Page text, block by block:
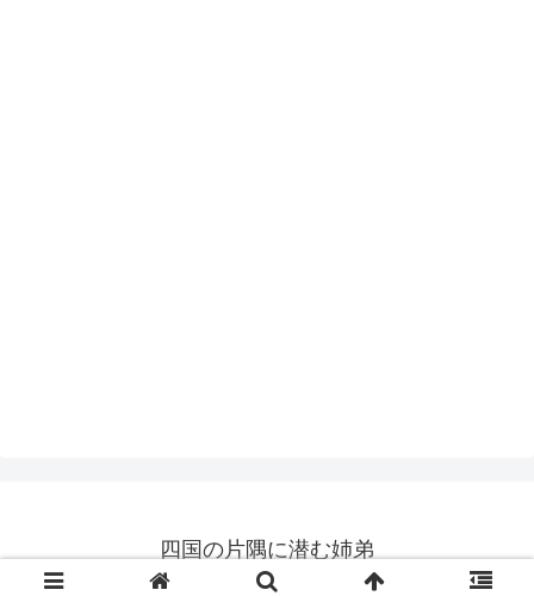
四国の片隅に潜む姉弟
© 2019 四国の片隅に潜む姉弟.